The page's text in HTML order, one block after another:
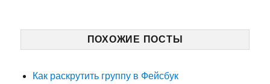
ПОХОЖИЕ ПОСТЫ
Как раскрутить группу в Фейсбук